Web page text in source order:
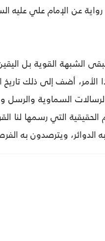
نص: ما زالت أكلة خيبر تعاودني في كل عام(8)... وفي رواية
الشبهة القوية بل
أضف إلى ذلك تاريخ
السماوية والرسل
التي رسمها لنا
ويترصدون به